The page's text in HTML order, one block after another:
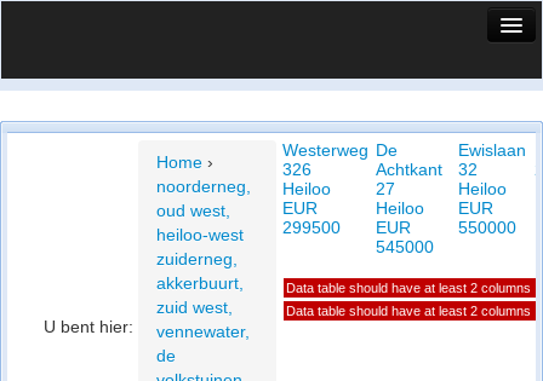
Vergelijk prijsposities - wijk
U bent hier:
Home ›
noorderneg,
oud west,
heiloo-west
zuiderneg,
akkerbuurt,
zuid west,
vennewater,
de
Westerweg
326
Heiloo
EUR
299500
De
Achtkant
27
Heiloo
EUR
545000
Ewislaan
32
Heiloo
EUR
550000
Data table should have at least 2 columns
Data table should have at least 2 columns